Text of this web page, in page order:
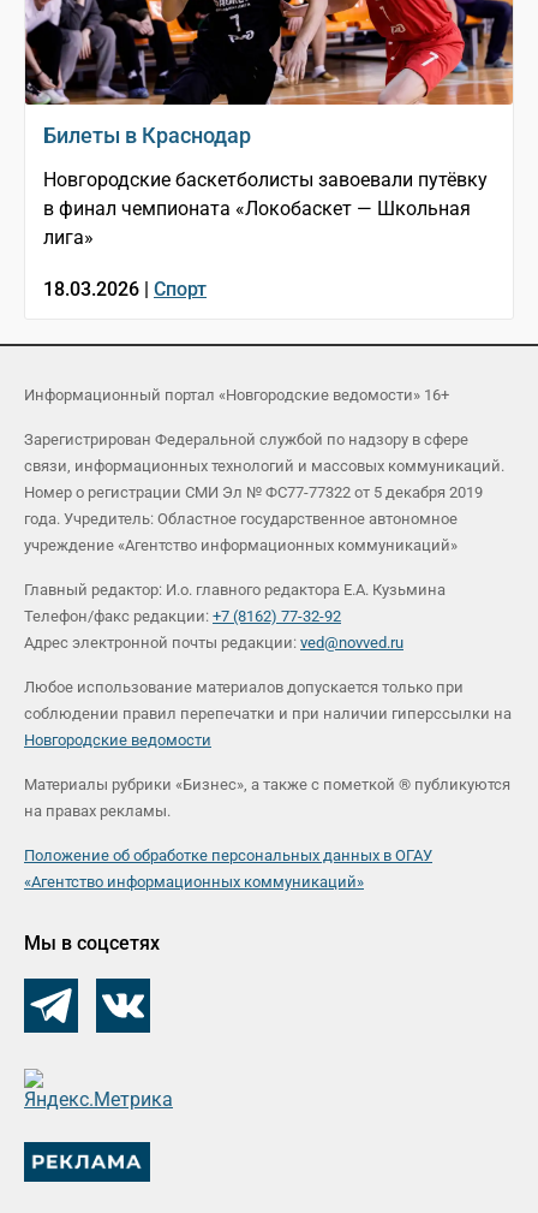
Билеты в Краснодар
Новгородские баскетболисты завоевали путёвку
в финал чемпионата «Локобаскет — Школьная
лига»
18.03.2026 | Спорт
Информационный портал «Новгородские ведомости» 16+
Зарегистрирован Федеральной службой по надзору в сфере
связи, информационных технологий и массовых коммуникаций.
Номер о регистрации СМИ Эл № ФС77-77322 от 5 декабря 2019
года. Учредитель: Областное государственное автономное
учреждение «Агентство информационных коммуникаций»
Главный редактор: И.о. главного редактора Е.А. Кузьмина
Телефон/факс редакции: +7 (8162) 77-32-92
Адрес электронной почты редакции: ved@novved.ru
Любое использование материалов допускается только при
соблюдении правил перепечатки и при наличии гиперссылки на
Новгородские ведомости
Материалы рубрики «Бизнес», а также с пометкой ® публикуются
на правах рекламы.
Положение об обработке персональных данных в ОГАУ
«Агентство информационных коммуникаций»
Мы в соцсетях